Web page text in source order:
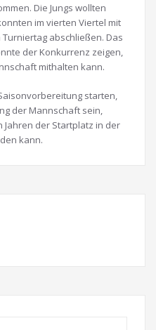
Die Jungs wollten
im vierten Viertel mit
abschließen. Das
der Konkurrenz zeigen,
mithalten kann.
starten,
der Mannschaft sein,
der Startplatz in der
kann.